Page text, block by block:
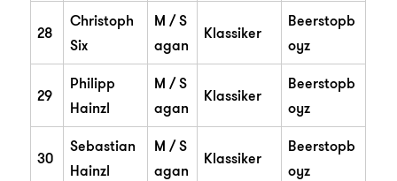
28
Christoph
Six
M / S
agan
Klassiker
Beerstopb
oyz
29
Philipp
Hainzl
M / S
agan
Klassiker
Beerstopb
oyz
30
Sebastian
Hainzl
M / S
agan
Klassiker
Beerstopb
oyz